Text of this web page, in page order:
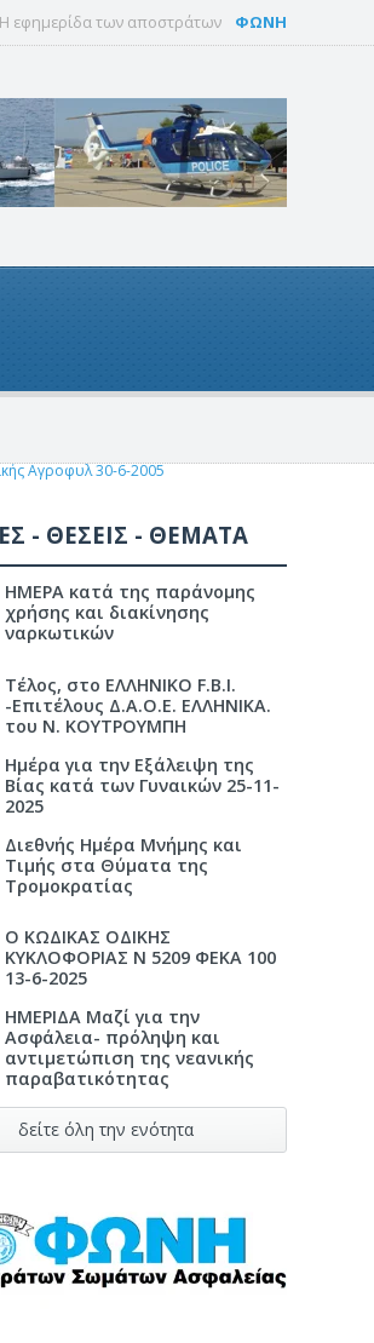
Η εφημερίδα των αποστράτων ΦΩΝΗ
Αγροφυλ 30-6-2005
- ΘΕΣΕΙΣ - ΘΕΜΑΤΑ
ΗΜΕΡΑ κατά της παράνομης
χρήσης και διακίνησης
ναρκωτικών
Τέλος, στο ΕΛΛΗΝΙΚΟ F.B.I.
-Επιτέλους Δ.Α.Ο.Ε. ΕΛΛΗΝΙΚΑ.
του Ν. ΚΟΥΤΡΟΥΜΠΗ
Ημέρα για την Εξάλειψη της
Βίας κατά των Γυναικών 25-11-
2025
Διεθνής Ημέρα Μνήμης και
Τιμής στα Θύματα της
Τρομοκρατίας
Ο ΚΩΔΙΚΑΣ ΟΔΙΚΗΣ
ΚΥΚΛΟΦΟΡΙΑΣ Ν 5209 ΦΕΚΑ 100
13-6-2025
ΗΜΕΡΙΔΑ Μαζί για την
Ασφάλεια- πρόληψη και
αντιμετώπιση της νεανικής
παραβατικότητας
δείτε όλη την ενότητα